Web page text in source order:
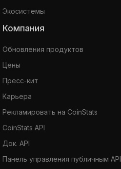
Экосистемы
Компания
Обновления продуктов
Цены
Пресс-кит
Карьера
Рекламировать на CoinStats
CoinStats API
Док. API
Панель управления публичным API